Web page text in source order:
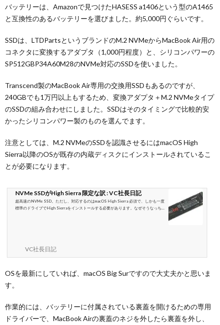
バッテリーは、Amazonで見つけたHASESS a1406という型のA1465
と互換性のあるバッテリーを選びました。約5,000円ぐらいです。
SSDは、LTDPartsというブランドのM.2 NVMeからMacBook Air用の
コネクタに変換するアダプタ（1,000円程度）と、シリコンパワーの
SP512GBP34A60M28のNVMe対応のSSDを使いました。
Transcend製のMacBook Air専用の交換用SSDもあるのですが、
240GBでも1万円以上もするため、変換アダプタ＋M.2 NVMeタイプ
のSSDの組み合わせにしました。SSDはそのタイミングで比較的安
かったシリコンパワー製のものを選んでます。
注意としては、M.2 NVMeのSSDを認識させるにはmacOS High
Sierra以降のOSが既存の内蔵ディスクにインストールされているこ
とが必要になります。
NVMe SSDがHigh Sierra 限定な訳 : VC社長日記
超高速のNVMe SSD。ただし、対応するのはmacOS High Sierra 必須で、しかも一度
標準のドライブでHigh Sierraをインストールする必要があります。なぜそうなっち
VC社長日記
OSを最新にしていれば、macOS Big Surですので大丈夫かと思いま
す。
作業的には、バッテリーに付属されている裏蓋を開けるための専用
ドライバーで、MacBook Airの裏蓋のネジを外したら裏蓋を外し、